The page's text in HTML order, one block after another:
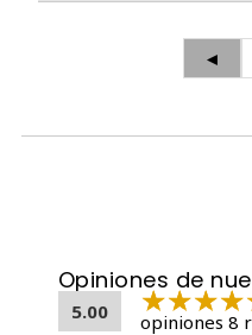
◄
Opiniones de
5.00 opiniones 8